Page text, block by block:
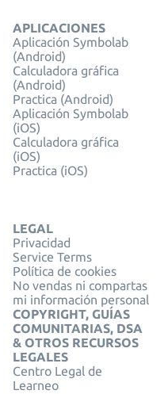
APLICACIONES
Aplicación Symbolab
(Android)
Calculadora gráfica
(Android)
Practica (Android)
Aplicación Symbolab
(iOS)
Calculadora gráfica
(iOS)
Practica (iOS)
LEGAL
Privacidad
Service Terms
Política de cookies
No vendas ni compartas
mi información personal
COPYRIGHT, GUÍAS
COMUNITARIAS, DSA
& OTROS RECURSOS
LEGALES
Centro Legal de
Learneo